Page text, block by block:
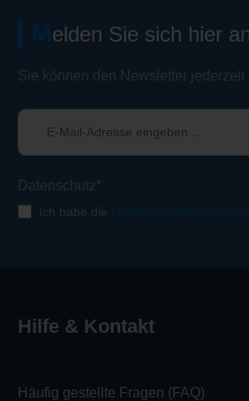
Melden Sie sich hier
Sie können den Newsletter
Datenschutz*
Ich habe die
Hilfe & Kontakt
Häufig gestellte Fragen (FAQ)